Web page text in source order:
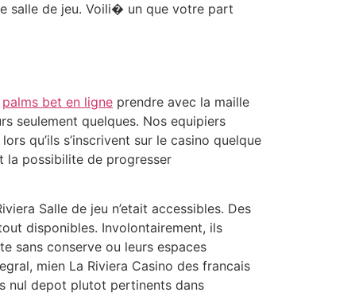
salle de jeu. Voili� un que votre part
palms bet en ligne prendre avec la maille
seulement quelques. Nos equipiers
qu’ils s’inscrivent sur le casino quelque
la possibilite de progresser
Salle de jeu n’etait accessibles. Des
disponibles. Involontairement, ils
sans conserve ou leurs espaces
mien La Riviera Casino des francais
nul depot plutot pertinents dans